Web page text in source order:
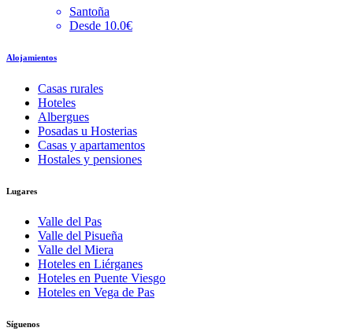
Santoña
Desde 10.0€
Alojamientos
Casas rurales
Hoteles
Albergues
Posadas u Hosterias
Casas y apartamentos
Hostales y pensiones
Lugares
Valle del Pas
Valle del Pisueña
Valle del Miera
Hoteles en Liérganes
Hoteles en Puente Viesgo
Hoteles en Vega de Pas
Síguenos